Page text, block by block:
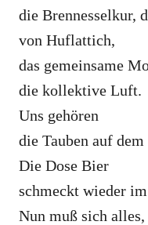
die Brennesselkur,
von Huflattich,
das gemeinsame
die kollektive Luft.
Uns gehören
die Tauben auf dem
Die Dose Bier
schmeckt wieder
Nun muß sich alles,